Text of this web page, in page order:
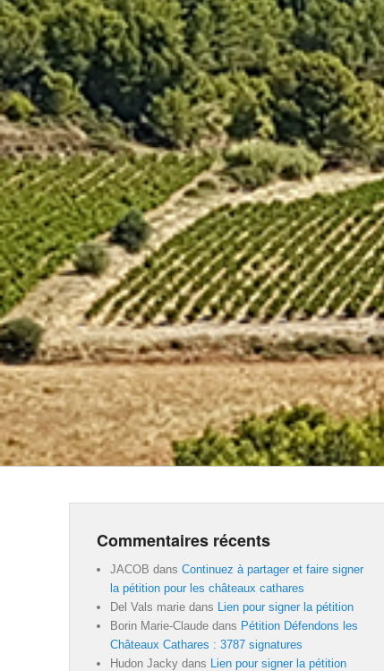
Commentaires récents
JACOB dans Continuez à partager et faire signer
la pétition pour les châteaux cathares
Del Vals marie dans
Lien pour signer la pétition
Borin Marie-Claude dans Pétition Défendons les
Châteaux Cathares : 3787 signatures
Hudon Jacky dans
Lien pour signer la pétition